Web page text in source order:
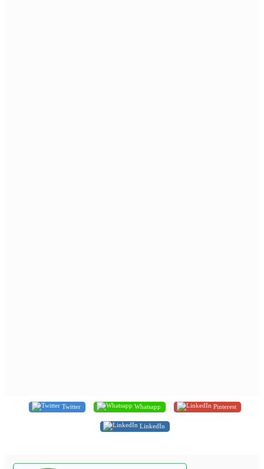
Twitter Whatsapp Pinterest
LinkedIn